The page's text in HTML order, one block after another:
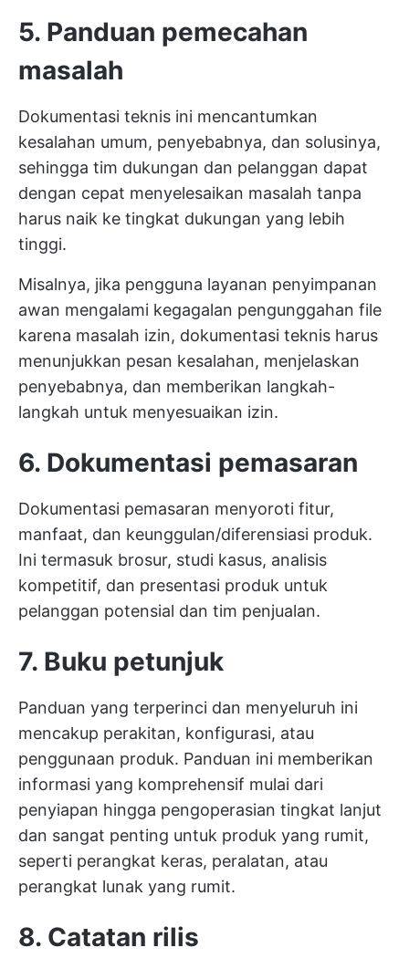
5. Panduan pemecahan
masalah
Dokumentasi teknis ini mencantumkan
kesalahan umum, penyebabnya, dan solusinya,
sehingga tim dukungan dan pelanggan dapat
dengan cepat menyelesaikan masalah tanpa
harus naik ke tingkat dukungan yang lebih
tinggi.
Misalnya, jika pengguna layanan penyimpanan
awan mengalami kegagalan pengunggahan file
karena masalah izin, dokumentasi teknis harus
menunjukkan pesan kesalahan, menjelaskan
penyebabnya, dan memberikan langkah-
langkah untuk menyesuaikan izin.
6. Dokumentasi pemasaran
Dokumentasi pemasaran menyoroti fitur,
manfaat, dan keunggulan/diferensiasi produk.
Ini termasuk brosur, studi kasus, analisis
kompetitif, dan presentasi produk untuk
pelanggan potensial dan tim penjualan.
7. Buku petunjuk
Panduan yang terperinci dan menyeluruh ini
mencakup perakitan, konfigurasi, atau
penggunaan produk. Panduan ini memberikan
informasi yang komprehensif mulai dari
penyiapan hingga pengoperasian tingkat lanjut
dan sangat penting untuk produk yang rumit,
seperti perangkat keras, peralatan, atau
perangkat lunak yang rumit.
8. Catatan rilis